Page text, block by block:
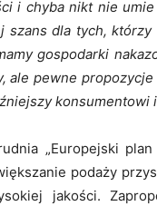
i chyba nikt nie
szans dla tych,
gospodarki
ale pewne
konsumentowi
„Europejski
podaży
jakości.